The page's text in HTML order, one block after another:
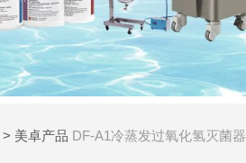
> 美卓产品 DF-A1冷蒸发过氧化氢灭菌器